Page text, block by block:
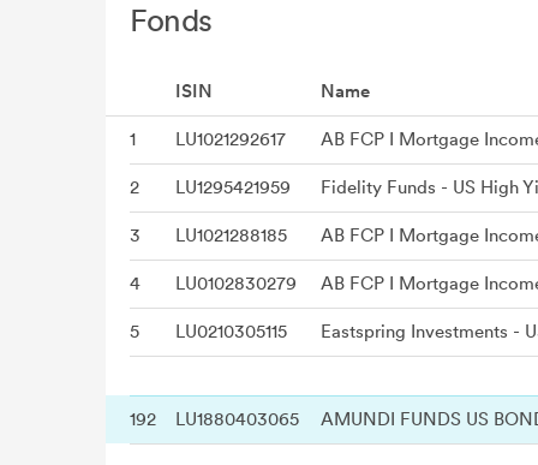
Fonds
ISIN Name
1 LU1021292617 AB FCP I Mortgage
2 LU1295421959
3 LU1021288185 AB FCP I Mortgage
4 LU0102830279 AB FCP I Mortgage
5 LU0210305115 Eastspring Investments -
192 LU1880403065 AMUNDI FUNDS US